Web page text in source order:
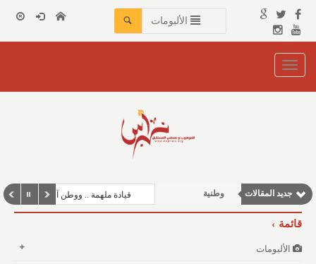
الألبومات
Toggle
navigation
جديد المقالات وطنية
مقالات علمية
قيادة ملهمة .. ووطن آمن
قائمة
الألبومات